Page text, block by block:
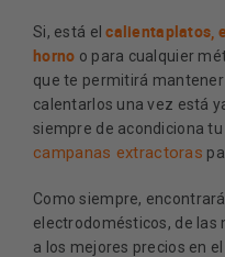
Si, está elcalientaplatos,
horno o para cualquier
que te permitirá
calentarlos una vez está
siempre de acondiciona
campanas extractoras
Como siempre,
electrodomésticos, de las
a los mejores precios en